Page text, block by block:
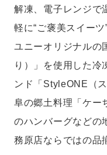
解凍、電子レンジで
軽に“ご褒美スイー
ユニーオリジナルの
り）」を使用した冷
ンド「StyleONE（
阜の郷土料理「ケー
のハンバーグなどの
務原店ならではの品